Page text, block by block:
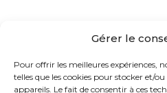
Gérer le
Pour offrir les meilleures expériences,
telles que les cookies pour stocker et/
appareils. Le fait de consentir à ces
Commentaires
Aucun commentaire à